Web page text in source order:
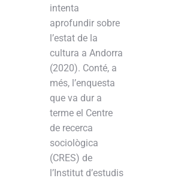
intenta
aprofundir sobre
l’estat de la
cultura a Andorra
(2020). Conté, a
més, l’enquesta
que va dur a
terme el Centre
de recerca
sociològica
(CRES) de
l’Institut d’estudis